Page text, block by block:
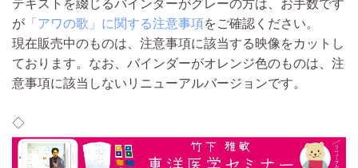
テキストを綴じるバインダーがグレーの方は、お手数です
が 「アワの歌」に関する注意事項をご確認ください。
現在販売中のものは、注意事項に該当する映像をカットし
ております。なお、バインダーがオレンジ色のものは、注
意事項に該当しないリニューアルバージョンです。
◇